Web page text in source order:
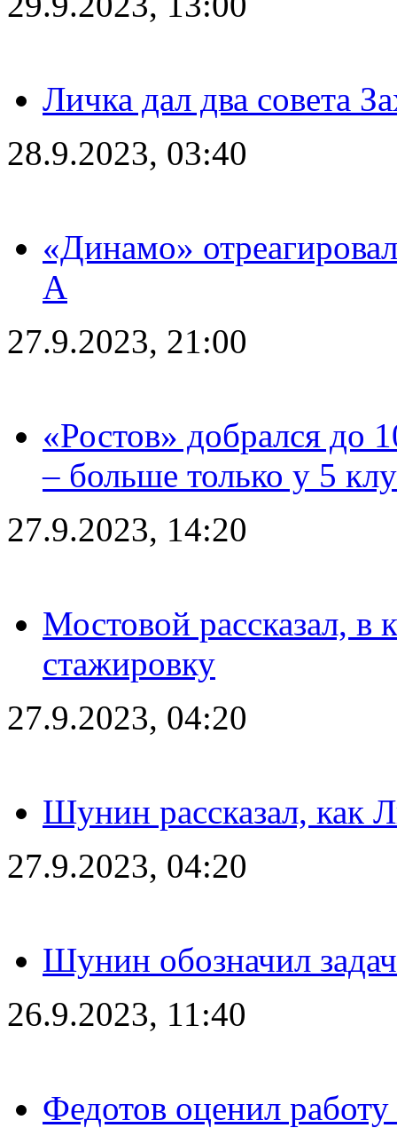
Личка дал два совета
28.9.2023, 03:40
«Динамо»
А
27.9.2023, 21:00
«Ростов» добрался до
– больше только у 5
27.9.2023, 14:20
Мостовой рассказал, в
стажировку
27.9.2023, 04:20
Шунин рассказал, как
27.9.2023, 04:20
Шунин обозначил
26.9.2023, 11:40
Федотов оценил